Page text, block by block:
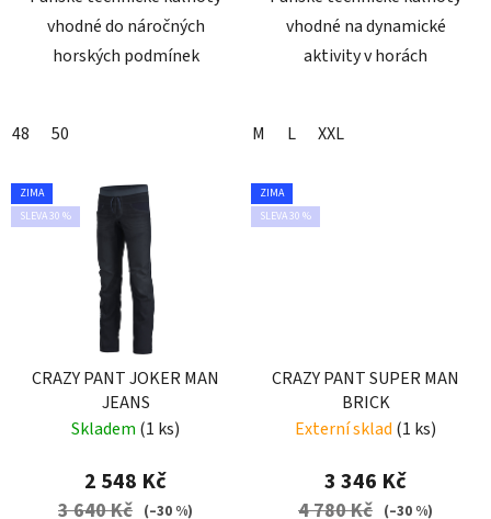
vhodné do náročných
horských podmínek
48 50
vhodné na dynamické
aktivity v horách
M L XXL
ZIMA
SLEVA 30 %
CRAZY PANT JOKER MAN
JEANS
Skladem (1 ks)
2 548 Kč
3 640 Kč (–30 %)
ZIMA
SLEVA 30 %
CRAZY PANT SUPER MAN
BRICK
Externí sklad (1 ks)
3 346 Kč
4 780 Kč (–30 %)